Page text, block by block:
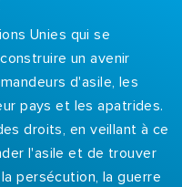
Unies qui se
un avenir
d'asile, les
pays et les apatrides.
droits, en veillant à ce
l'asile et de trouver
persécution, la guerre